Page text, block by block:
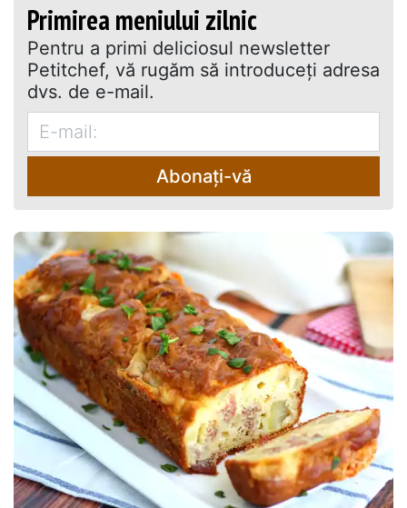
Primirea meniului zilnic
Pentru a primi deliciosul newsletter
Petitchef, vă rugăm să introduceţi adresa
dvs. de e-mail.
Abonați-vă